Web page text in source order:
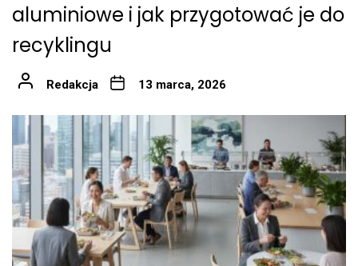
aluminiowe i jak przygotować je do
recyklingu
Redakcja 13 marca, 2026